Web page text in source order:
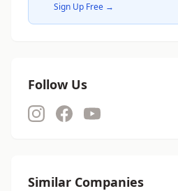
Sign Up Free →
Follow Us
Similar Companies